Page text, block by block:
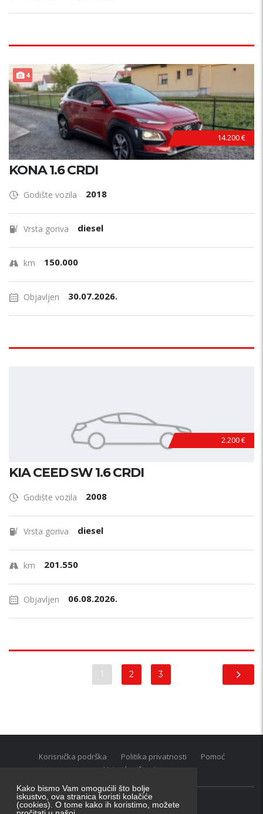
Kako bismo Vam omogućili što bolje
iskustvo, ova stranica koristi kolačiće
(cookies). O tome kako ih koristimo, možete
4
14.200 €
KONA 1.6 CRDI
Godište vozila 2018
Vrsta goriva diesel
km 150.000
Objavljen 30.07.2026.
2.200 €
KIA CEED SW 1.6 CRDI
Godište vozila 2008
Vrsta goriva diesel
km 201.550
Objavljen 06.08.2026.
1 2 3
Korisnička podrška Politika privatnosti
Pomoć
Uvjeti korištenja
Oglasnik grupacija:posao.hr|oglasnik.hr|auti.hr